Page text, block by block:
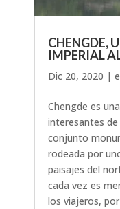
CHENGDE,
IMPERIAL
Dic 20, 2020 |
Chengde es
interesantes de
conjunto
rodeada por
paisajes del
cada vez es
los viajeros,